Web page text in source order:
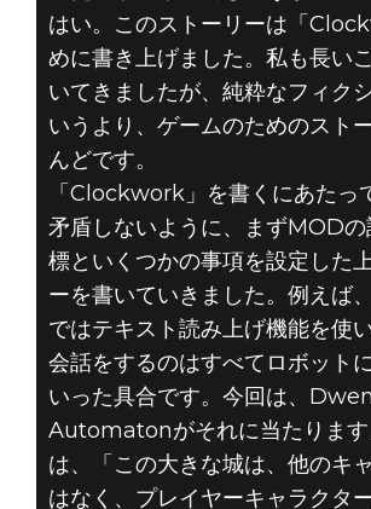
はい。このストーリーは「
めに書き上げました。私も長い
いてきましたが、純粋なフィク
いうより、ゲームのためのスト
んどです。
「Clockwork」を書くにあたっ
矛盾しないように、まずMODの
標といくつかの事項を設定した
ーを書いていきました。例えば
ではテキスト読み上げ機能を使
会話をするのはすべてロボット
いった具合です。今回は、
Automatonがそれに当たります
は、「この大きな城は、他のキ
はなく、プレイヤーキャラクタ